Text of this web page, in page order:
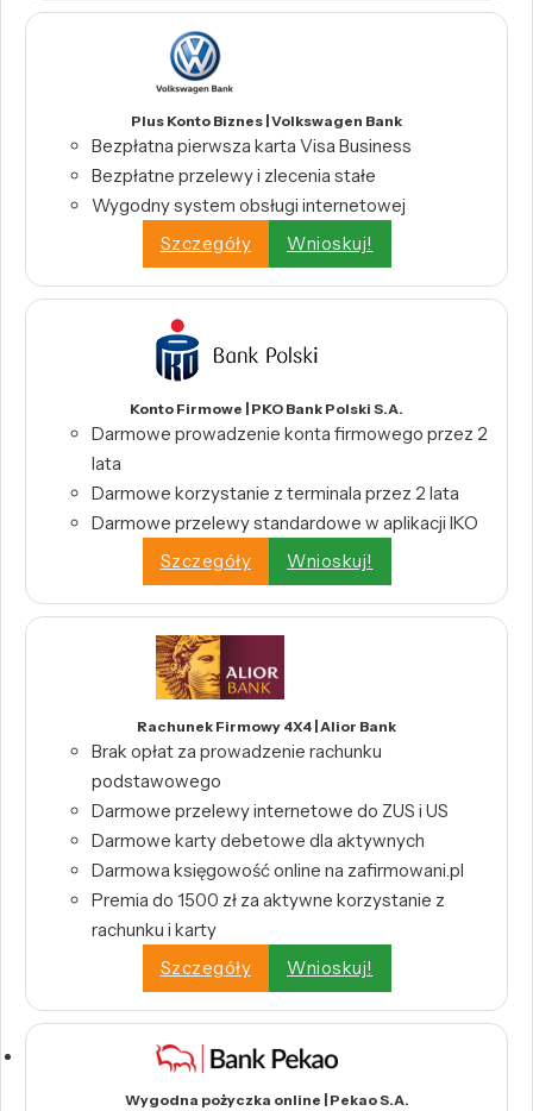
Plus Konto Biznes | Volkswagen Bank
Bezpłatna pierwsza karta Visa Business
Bezpłatne przelewy i zlecenia stałe
Wygodny system obsługi internetowej
Szczegóły
Wnioskuj!
Konto Firmowe | PKO Bank Polski S.A.
Darmowe prowadzenie konta firmowego przez 2
lata
Darmowe korzystanie z terminala przez 2 lata
Darmowe przelewy standardowe w aplikacji IKO
Szczegóły
Wnioskuj!
Rachunek Firmowy 4X4 | Alior Bank
Brak opłat za prowadzenie rachunku
podstawowego
Darmowe przelewy internetowe do ZUS i US
Darmowe karty debetowe dla aktywnych
Darmowa księgowość online na zafirmowani.pl
Premia do 1500 zł za aktywne korzystanie z
rachunku i karty
Szczegóły
Wnioskuj!
Wygodna pożyczka online | Pekao S.A.